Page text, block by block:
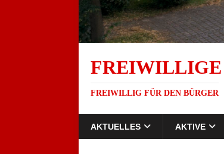
FREIWILLIGE
FREIWILLIG FÜR DEN BÜRGER
AKTUELLES AKTIVE